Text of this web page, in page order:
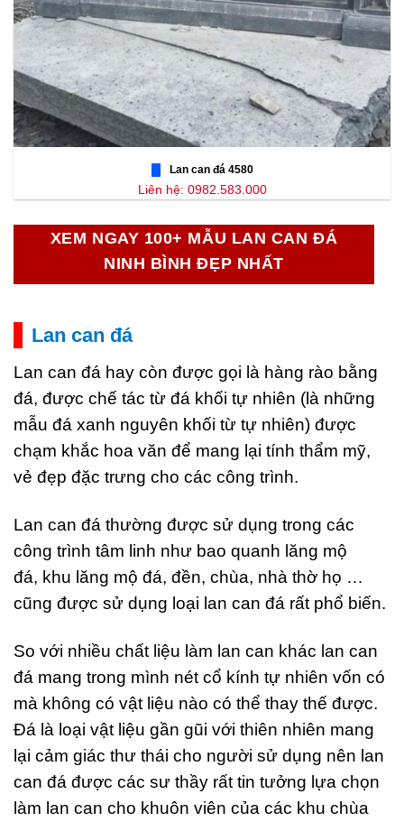
Lan can đá 4580
Liên hệ: 0982.583.000
XEM NGAY 100+ MẪU LAN CAN ĐÁ
NINH BÌNH ĐẸP NHẤT
Lan can đá
Lan can đá hay còn được gọi là hàng rào bằng
đá, được chế tác từ đá khối tự nhiên (là những
mẫu đá xanh nguyên khối từ tự nhiên) được
chạm khắc hoa văn để mang lại tính thẩm mỹ,
vẻ đẹp đặc trưng cho các công trình.
Lan can đá thường được sử dụng trong các
công trình tâm linh như bao quanh lăng mộ
đá, khu lăng mộ đá, đền, chùa, nhà thờ họ …
cũng được sử dụng loại lan can đá rất phổ biến.
So với nhiều chất liệu làm lan can khác lan can
đá mang trong mình nét cổ kính tự nhiên vốn có
mà không có vật liệu nào có thể thay thế được.
Đá là loại vật liệu gần gũi với thiên nhiên mang
lại cảm giác thư thái cho người sử dụng nên lan
can đá được các sư thầy rất tin tưởng lựa chọn
làm lan can cho khuôn viên của các khu chùa